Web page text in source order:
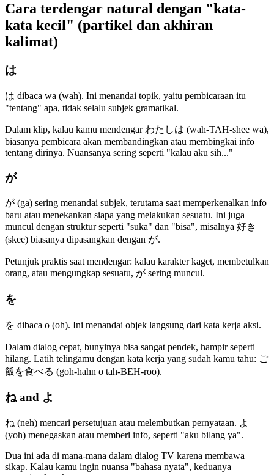
Cara terdengar natural dengan "kata-
kata kecil" (partikel dan akhiran
kalimat)
は
は dibaca wa (wah). Ini menandai topik, yaitu pembicaraan itu
"tentang" apa, tidak selalu subjek gramatikal.
Dalam klip, kalau kamu mendengar わたしは (wah-TAH-shee wa),
biasanya pembicara akan membandingkan atau membingkai info
tentang dirinya. Nuansanya sering seperti "kalau aku sih..."
が
が (ga) sering menandai subjek, terutama saat memperkenalkan info
baru atau menekankan siapa yang melakukan sesuatu. Ini juga
muncul dengan struktur seperti "suka" dan "bisa", misalnya 好き
(skee) biasanya dipasangkan dengan が.
Petunjuk praktis saat mendengar: kalau karakter kaget, membetulkan
orang, atau mengungkap sesuatu, が sering muncul.
を
を dibaca o (oh). Ini menandai objek langsung dari kata kerja aksi.
Dalam dialog cepat, bunyinya bisa sangat pendek, hampir seperti
hilang. Latih telingamu dengan kata kerja yang sudah kamu tahu: ご
飯を食べる (goh-hahn o tah-BEH-roo).
ね and よ
ね (neh) mencari persetujuan atau melembutkan pernyataan. よ
(yoh) menegaskan atau memberi info, seperti "aku bilang ya".
Dua ini ada di mana-mana dalam dialog TV karena membawa
sikap. Kalau kamu ingin nuansa "bahasa nyata", keduanya